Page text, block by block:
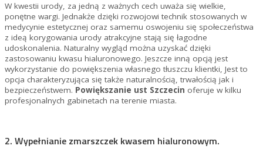
W kwestii urody, za jedną z ważnych cech uważa się wielkie,
ponętne wargi. Jednakże dzięki rozwojowi technik stosowanych w
medycynie estetycznej oraz samemu oswojeniu się społeczeństwa
z ideą korygowania urody atrakcyjne stają się łagodne
udoskonalenia. Naturalny wygląd można uzyskać dzięki
zastosowaniu kwasu hialuronowego. Jeszcze inną opcją jest
wykorzystanie do powiększenia własnego tłuszczu klientki, Jest to
opcja charakteryzująca się także naturalnością, trwałością jak i
bezpieczeństwem. Powiększanie ust Szczecin oferuje w kilku
profesjonalnych gabinetach na terenie miasta.
2. Wypełnianie zmarszczek kwasem hialuronowym.